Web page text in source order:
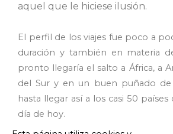
aquel que le hiciese ilusión.
El perfil de los viajes fue poco a
duración y también en materia
pronto llegaría el salto a África, a
del Sur y en un buen puñado de
hasta llegar así a los casi 50
día de hoy.